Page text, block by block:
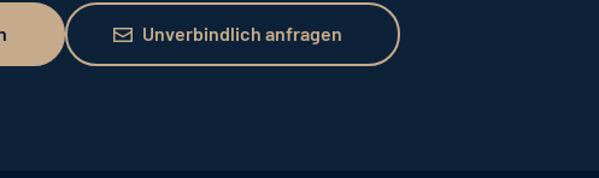
Unverbindlich anfragen
Unverbindlich anfragen